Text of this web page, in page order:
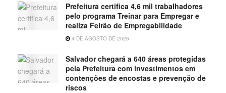
Prefeitura certifica 4,6 mil trabalhadores
pelo programa Treinar para Empregar e
realiza Feirão de Empregabilidade
4 DE AGOSTO DE 2026
Salvador chegará a 640 áreas protegidas
pela Prefeitura com investimentos em
contenções de encostas e prevenção de
riscos